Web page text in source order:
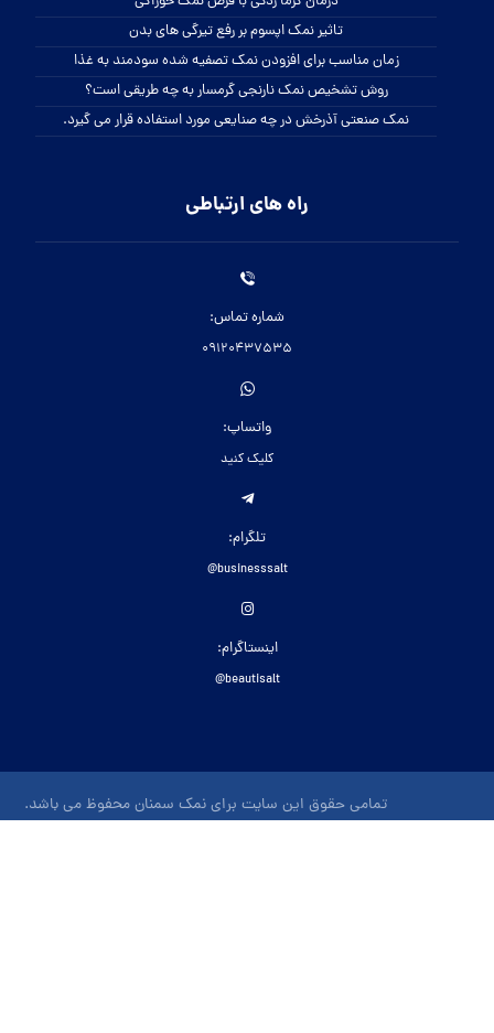
کاربرد نمک صدفی صنعتی در صنایع مختلف
معادن نمک آبی ایرانی در کدام مناطق قرار دارد
درمان گرما زدگی با قرص نمک خوراکی
روش تشخیص نمک نارنجی گرمسار به چه طریقی است؟
راه های ارتباطی
شماره تماس:
09120437535
واتساپ:
کلیک کنید
تلگرام:
businesssalt@
beautisalt@